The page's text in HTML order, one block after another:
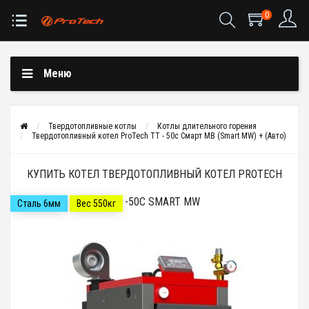
0
Меню
Твердотопливные котлы
Котлы длительного горения
Твердотопливный котел ProTech ТТ - 50с Смарт МВ (Smart MW) + (Авто)
КУПИТЬ КОТЕЛ ТВЕРДОТОПЛИВНЫЙ КОТЕЛ PROTECH
ТТ -50С SMART MW
Сталь 6мм Вес 550кг